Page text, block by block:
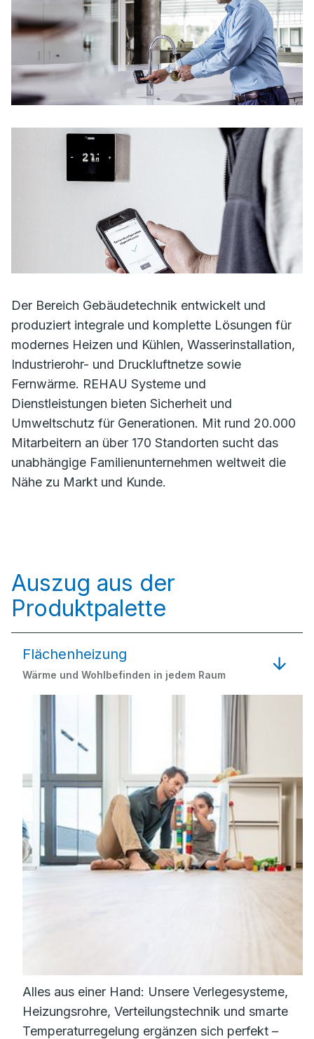
Der Bereich Gebäudetechnik entwickelt und
produziert integrale und komplette Lösungen für
modernes Heizen und Kühlen, Wasserinstallation,
Industrierohr- und Druckluftnetze sowie
Fernwärme. REHAU Systeme und
Dienstleistungen bieten Sicherheit und
Umweltschutz für Generationen. Mit rund 20.000
Mitarbeitern an über 170 Standorten sucht das
unabhängige Familienunternehmen weltweit die
Nähe zu Markt und Kunde.
Auszug aus der
Produktpalette
Flächenheizung
Wärme und Wohlbefinden in jedem Raum
Alles aus einer Hand: Unsere Verlegesysteme,
Heizungsrohre, Verteilungstechnik und smarte
Temperaturregelung ergänzen sich perfekt –